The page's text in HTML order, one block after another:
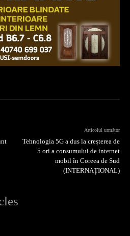
Articolul următor
Tehnologia 5G a dus la creșterea de
5 ori a consumului de internet
mobil în Coreea de Sud
(INTERNAȚIONAL)